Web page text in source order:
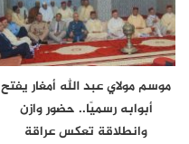
موسم مولاي عبد الله أمغار يفتح
أبوابه رسميًا.. حضور وازن
وانطلاقة تعكس عراقة